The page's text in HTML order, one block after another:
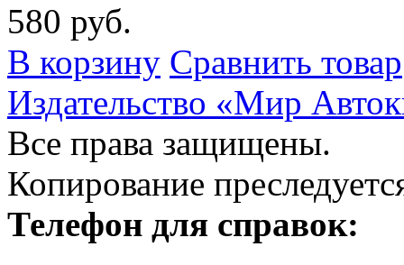
580 руб.
В корзину Сравнить товар
Издательство «Мир
Все права защищены.
Копирование
Телефон для справок: